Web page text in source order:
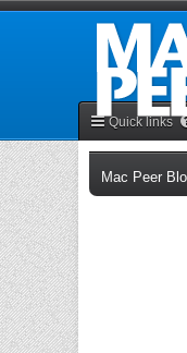
Quick links
Mac Peer